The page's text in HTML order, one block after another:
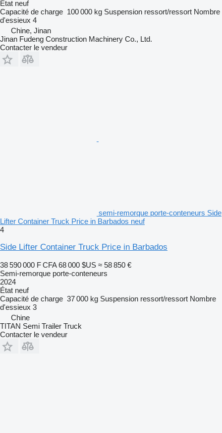
État neuf
Capacité de charge 100 000 kg Suspension ressort/ressort Nombre
d'essieux 4
Chine, Jinan
Jinan Fudeng Construction Machinery Co., Ltd.
Contacter le vendeur
semi-remorque porte-conteneurs Side
Lifter Container Truck Price in Barbados neuf
4
Side Lifter Container Truck Price in Barbados
38 590 000 F CFA 68 000 $US ≈ 58 850 €
Semi-remorque porte-conteneurs
2024
État neuf
Capacité de charge 37 000 kg Suspension ressort/ressort Nombre
d'essieux 3
Chine
TITAN Semi Trailer Truck
Contacter le vendeur